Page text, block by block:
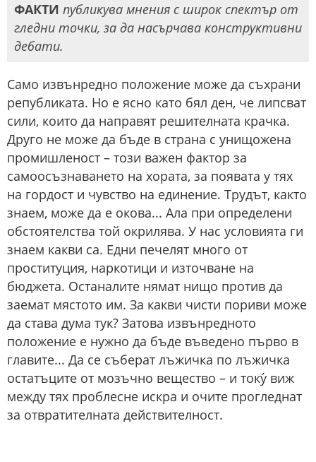
ФАКТИ публикува мнения с широк спектър от
гледни точки, за да насърчава конструктивни
дебати.
Само извънредно положение може да съхрани
републиката. Но е ясно като бял ден, че липсват
сили, които да направят решителната крачка.
Друго не може да бъде в страна с унищожена
промишленост – този важен фактор за
самоосъзнаването на хората, за появата у тях
на гордост и чувство на единение. Трудът, както
знаем, може да е окова... Ала при определени
обстоятелства той окрилява. У нас условията ги
знаем какви са. Едни печелят много от
проституция, наркотици и източване на
бюджета. Останалите нямат нищо против да
заемат мястото им. За какви чисти пориви може
да става дума тук? Затова извънредното
положение е нужно да бъде въведено първо в
главите... Да се съберат лъжичка по лъжичка
остатъците от мозъчно вещество – и току́ виж
между тях проблесне искра и очите прогледнат
за отвратителната действителност.